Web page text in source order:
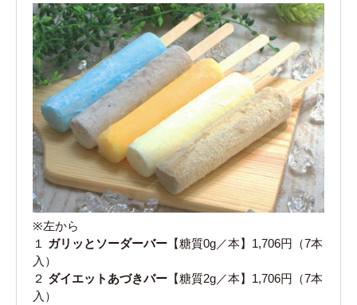
※左から
１
ガリッとソーダーバー 【糖質0g／本】1,706円（7本
入）
２ ダイエットあづきバー 【糖質2g／本】1,706円（7本
入）